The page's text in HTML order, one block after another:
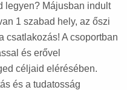
legyen? Májusban indult
1 szabad hely, az őszi
csatlakozás! A csoportban
és erővel
céljaid elérésében.
és a tudatosság